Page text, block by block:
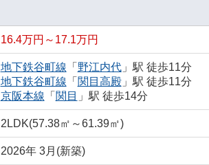
16.4万円～17.1万円
地下鉄谷町線 「 野江内代」駅 徒歩11分
地下鉄谷町線 「 関目高殿」駅 徒歩11分
京阪本線 「 関目 」駅 徒歩14分
2LDK(57.38㎡～61.39㎡)
2026年 3月(新築)